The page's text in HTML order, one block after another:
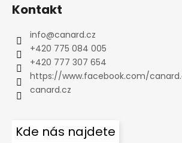
Kontakt
info@canard.cz
+420 775 084 005
+420 777 307 654
https://www.facebook.com/
canard.cz
Kde nás najdete